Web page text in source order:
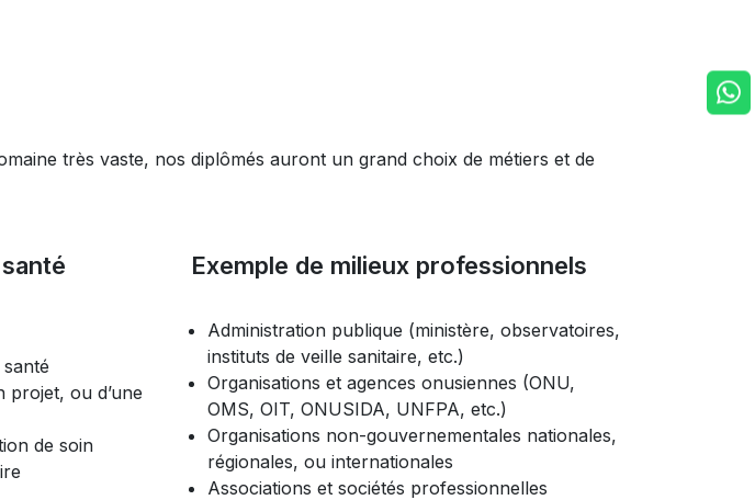
très vaste, nos diplômés auront un grand choix de métiers et de
projet, ou d’une
de soin
Exemple de milieux professionnels
Administration publique (ministère, observatoires,
instituts de veille sanitaire, etc.)
Organisations et agences onusiennes (ONU,
OMS, OIT, ONUSIDA, UNFPA, etc.)
Organisations non-gouvernementales nationales,
régionales, ou internationales
Associations et sociétés professionnelles